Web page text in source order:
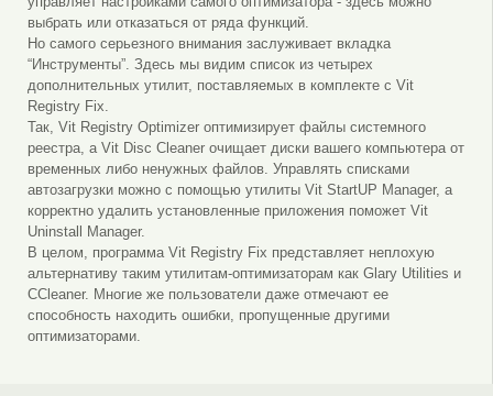
выбрать или отказаться от ряда функций.
Но самого серьезного внимания заслуживает вкладка
“Инструменты”. Здесь мы видим список из четырех
дополнительных утилит, поставляемых в комплекте с Vit
Registry Fix.
Так, Vit Registry Optimizer оптимизирует файлы системного
реестра, а Vit Disc Cleaner очищает диски вашего компьютера от
временных либо ненужных файлов. Управлять списками
автозагрузки можно с помощью утилиты Vit StartUP Manager, а
корректно удалить установленные приложения поможет Vit
Uninstall Manager.
В целом, программа Vit Registry Fix представляет неплохую
альтернативу таким утилитам-оптимизаторам как Glary Utilities и
CCleaner. Многие же пользователи даже отмечают ее
способность находить ошибки, пропущенные другими
оптимизаторами.